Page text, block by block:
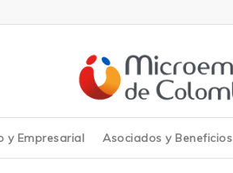
y Empresarial Asociados y Beneficios